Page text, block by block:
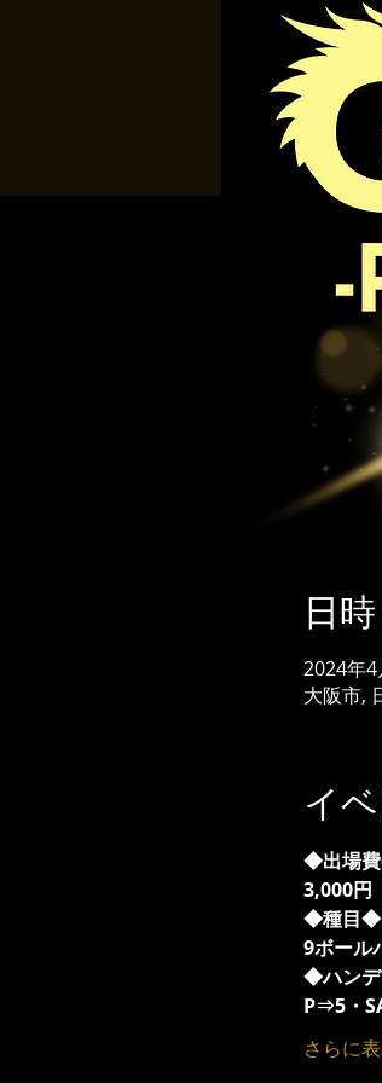
日
2024年
大阪市,
イ
◆出場
3,000円
◆種目◆
9ボール
◆ハン
P⇒5・
さらに